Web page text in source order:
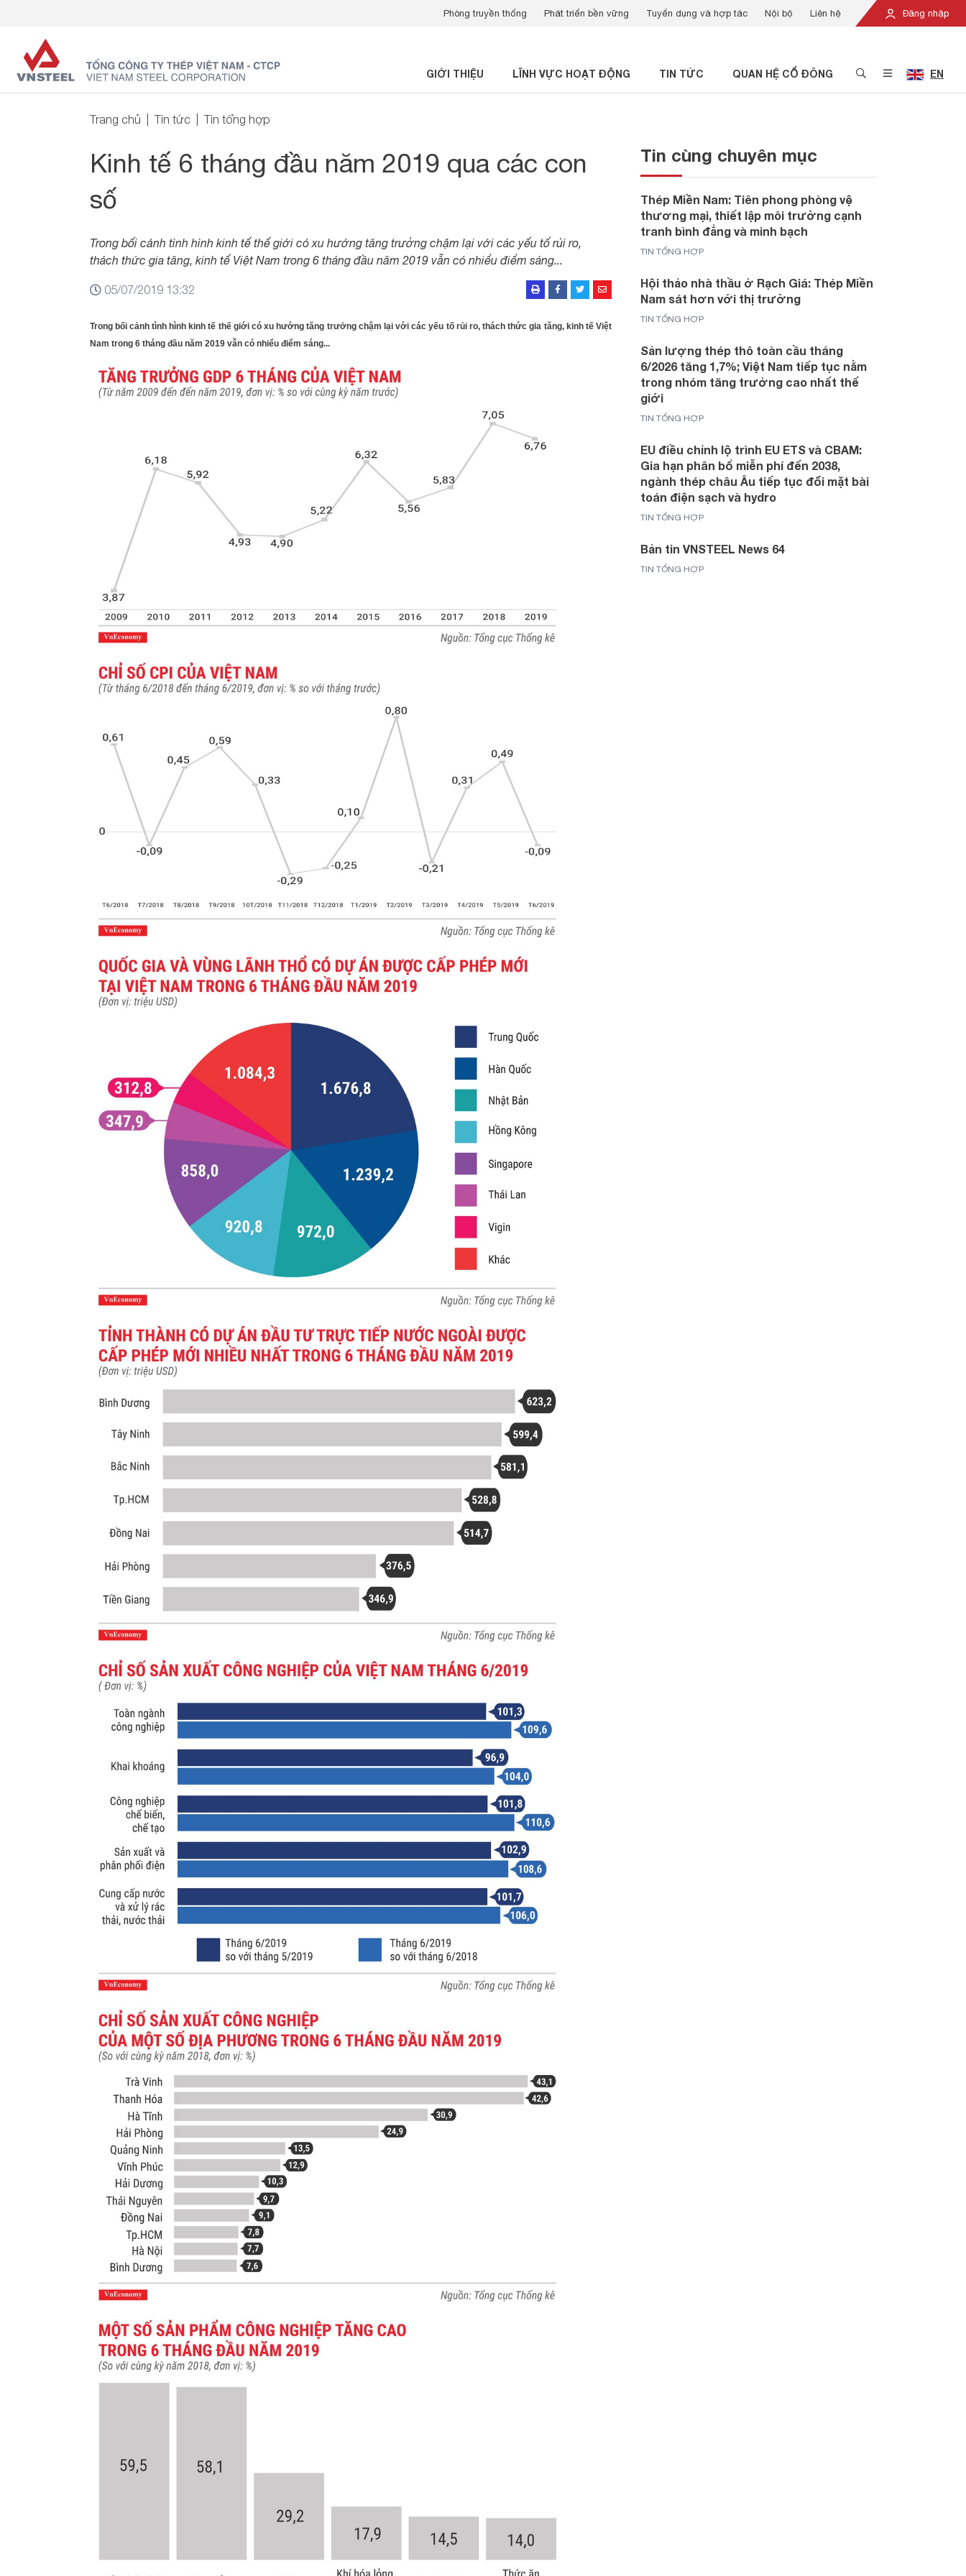
Đăng nhập
Phòng truyền thống Phát triển bền vững Tuyển dụng và hợp tác Nội bộ Liên hệ
GIỚI THIỆU LĨNH VỰC HOẠT ĐỘNG TIN TỨC QUAN HỆ CỔ ĐÔNG EN
Trang chủ Tin tức Tin tổng hợp
Kinh tế 6 tháng đầu năm 2019 qua các con
số
Trong bối cảnh tình hình kinh tế thế giới có xu hướng tăng trưởng chậm lại với các yếu tố rủi ro,
thách thức gia tăng, kinh tế Việt Nam trong 6 tháng đầu năm 2019 vẫn có nhiểu điểm sáng...
05/07/2019 13:32
Trong bối cảnh tình hình kinh tế thế giới có xu hướng tăng trưởng chậm lại với các yếu tố rủi ro, thách thức gia tăng, kinh tế Việt
Nam trong 6 tháng đầu năm 2019 vẫn có nhiểu điểm sáng...
Tin cùng chuyên mục
Thép Miền Nam: Tiên phong phòng vệ
thương mại, thiết lập môi trường cạnh
tranh bình đẳng và minh bạch
TIN TỔNG HỢP
Hội thảo nhà thầu ở Rạch Giá: Thép Miền
Nam sát hơn với thị trường
TIN TỔNG HỢP
Sản lượng thép thô toàn cầu tháng
6/2026 tăng 1,7%; Việt Nam tiếp tục nằm
trong nhóm tăng trưởng cao nhất thế
giới
TIN TỔNG HỢP
EU điều chỉnh lộ trình EU ETS và CBAM:
Gia hạn phân bổ miễn phí đến 2038,
ngành thép châu Âu tiếp tục đối mặt bài
toán điện sạch và hydro
TIN TỔNG HỢP
Bản tin VNSTEEL News 64
TIN TỔNG HỢP